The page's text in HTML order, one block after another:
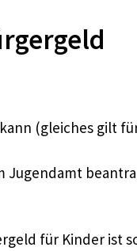
(gleiches gilt
Jugendamt
für Kinder ist